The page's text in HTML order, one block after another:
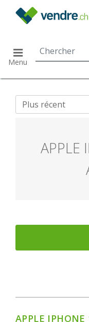
Menu
Plus récent
APPLE
APPLE IPHONE